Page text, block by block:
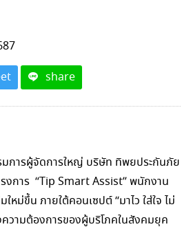
share
การผู้จัดการใหญ่ บริษัท ทิพยประกันภัย
งการ “Tip Smart Assist” พนักงาน
หม่ขึ้น ภายใต้คอนเซปต์ “มาไว ใส่ใจ ไม่
วามต้องการของผู้บริโภคในสังคมยุค